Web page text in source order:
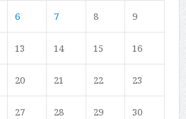
6 7 8 9
13 14 15 16
20 21 22 23
27 28 29 30